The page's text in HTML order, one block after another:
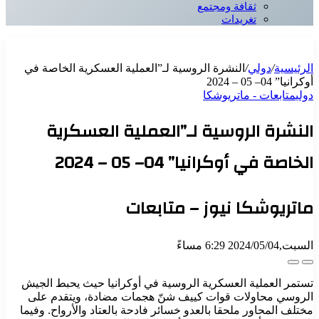
ثقافة ومجتمع
تغريدات
الرئيسية/دولي/ النشرة الروسية لـ”العملية العسكرية الخاصة في
أوكرانيا” 04– 05 – 2024
دوليمتابعات - ماتريوشكا
النشرة الروسية لـ”العملية العسكرية
الخاصة في أوكرانيا” 04– 05 – 2024
ماتريوشكا نيوز – متابعات
السبت,2024/05/04 6:29 مساءً
تستمر العملية العسكرية الروسية في أوكرانيا حيث يحبط الجيش
الروسي محاولات قوات كييف شنّ هجمات مضادة، ويتقدم على
مختلف المحاور ملحقا بالعدو خسائر فادحة بالعتاد والأرواح. وفيما